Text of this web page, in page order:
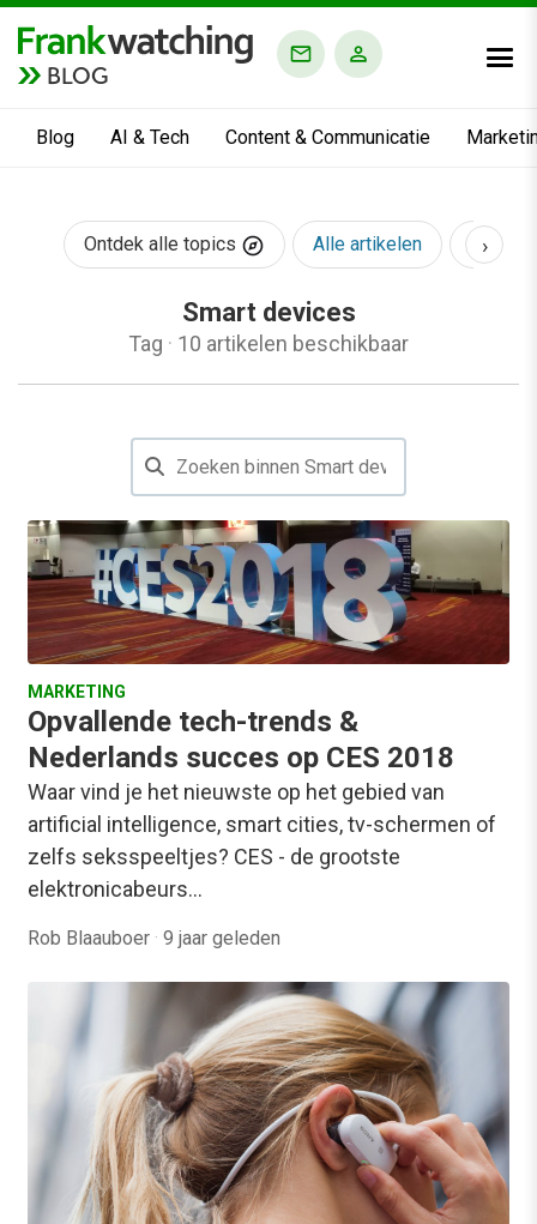
BLOG
Blog AI & Tech Content & Communicatie
Ontdek alle topics Alle artikelen AI &
›
Smart devices
Tag · 10 artikelen beschikbaar
MARKETING
Opvallende tech-trends &
Nederlands succes op CES 2018
Waar vind je het nieuwste op het gebied van
artificial intelligence, smart cities, tv-schermen of
zelfs seksspeeltjes? CES - de grootste
elektronicabeurs…
Rob Blaauboer · 9 jaar geleden